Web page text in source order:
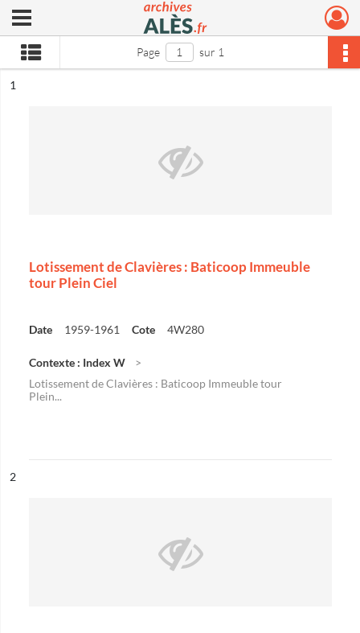
Archives municipales d'Alès
Ouvrir le menu déroulant
Page sur 1
n°
1
Lotissement de Clavières : Baticoop Immeuble
tour Plein Ciel
Date 1959-1961 Cote 4W280
Contexte : Index W
Lotissement de Clavières : Baticoop Immeuble tour
Plein...
n°
2